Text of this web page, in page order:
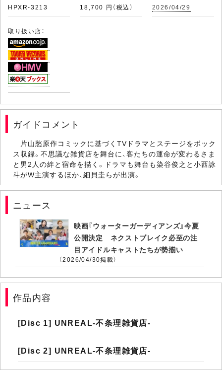
HPXR-3213
18,700 円（税込）
2026/04/29
取り扱い店：
ガイドコメント
片山愁原作コミックに基づくTVドラマとステージをボック
ス収録。不思議な雑貨店を舞台に、客たちの運命が変わるさま
と男2人の絆と宿命を描く。ドラマも舞台も染谷俊之と小西詠
斗がW主演するほか、細貝圭らが出演。
ニュース
映画『ウォーターガーディアンズ』今夏
公開決定 ネクストブレイク必至の注
目アイドルキャストたちが勢揃い
（2026/04/30掲載）
作品内容
[Disc 1] UNREAL-不条理雑貨店-
[Disc 2] UNREAL-不条理雑貨店-